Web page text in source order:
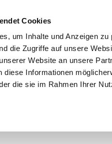
Cookies
um Inhalte und Anzeigen
die Zugriffe auf unsere
Website an unsere
diese Informationen
die sie im Rahmen Ihrer